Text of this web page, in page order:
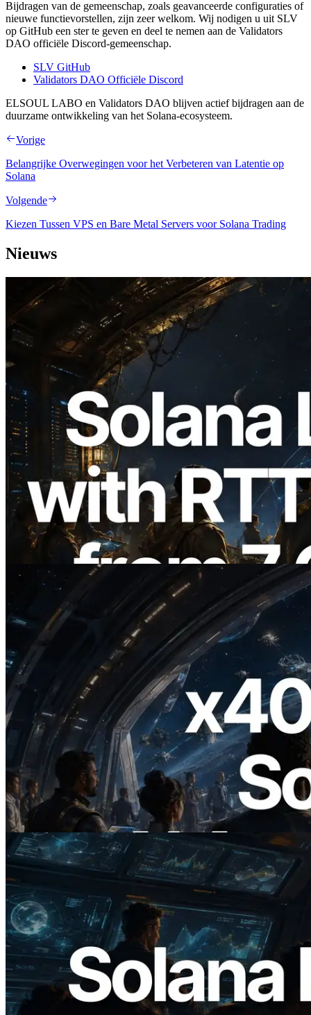
Bijdragen van de gemeenschap, zoals geavanceerde configuraties of
nieuwe functievorstellen, zijn zeer welkom. Wij nodigen u uit SLV
op GitHub een ster te geven en deel te nemen aan de Validators
DAO officiële Discord-gemeenschap.
SLV GitHub
Validators DAO Officiële Discord
ELSOUL LABO en Validators DAO blijven actief bijdragen aan de
duurzame ontwikkeling van het Solana-ecosysteem.
Vorige
Belangrijke Overwegingen voor het Verbeteren van Latentie op
Solana
Volgende
Kiezen Tussen VPS en Bare Metal Servers voor Solana Trading
Nieuws
2026.08.05
ERPC Breidt Solana Leader Slot API Uit
met Pingmeting vanuit 7 Wereldwijde
Regio’s — Validators Information API
Ook Gelanceerd
2026.07.04
ERPC Lanceert x402-Enabled Solana
RPC — Het Tijdperk Waarin AI Agents
On Demand Voor API's Betalen
Lees dit artikel
2026.05.24